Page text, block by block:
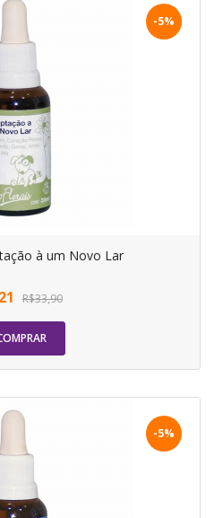
-5%
à um Novo Lar
R$33,90
-5%